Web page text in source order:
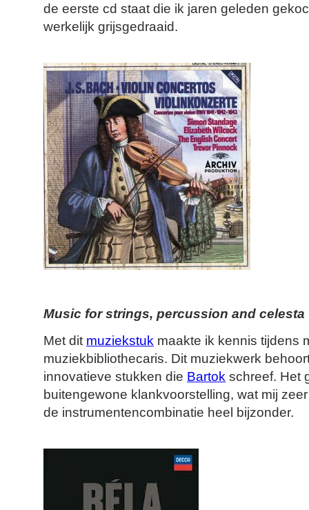
de eerste cd staat die ik jaren geleden
werkelijk grijsgedraaid.
Music for strings, percussion and celesta
Met dit muziekstuk maakte ik kennis tijdens
muziekbibliothecaris. Dit muziekwerk
innovatieve stukken die Bartok schreef. Het
buitengewone klankvoorstelling, wat mij
de instrumentencombinatie heel bijzonder.